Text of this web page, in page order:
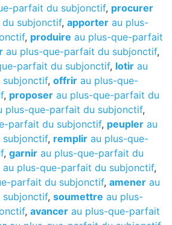
parfait du subjonctif, procurer
subjonctif, apporter au plus-
, produire au plus-que-parfait
au plus-que-parfait du subjonctif,
parfait du subjonctif, lotir au
, offrir au plus-que-
, proposer au plus-que-parfait du
plus-que-parfait du subjonctif,
parfait du subjonctif, peupler au
, remplir au plus-que-
, garnir au plus-que-parfait du
au plus-que-parfait du subjonctif,
parfait du subjonctif, amener au
, soumettre au plus-
, avancer au plus-que-parfait